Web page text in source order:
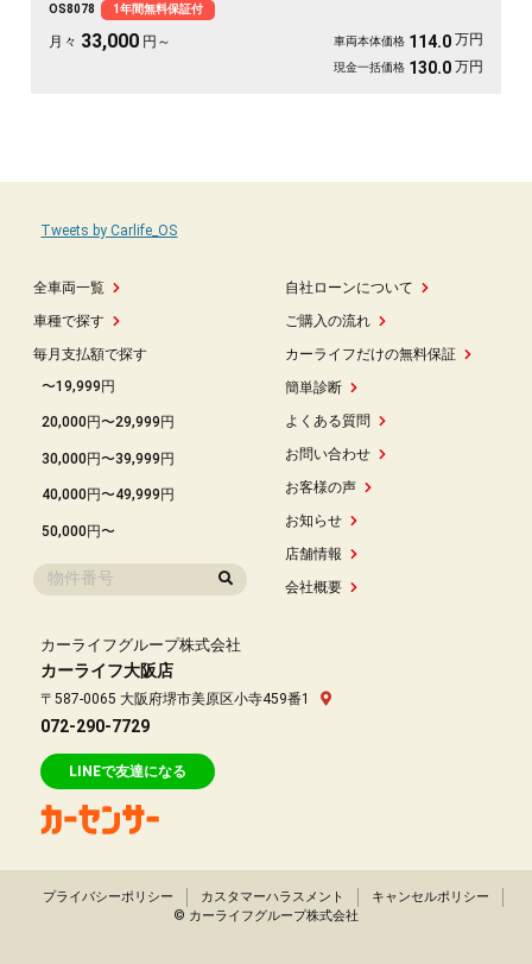
週末のドライブも通勤も、燃費を気にせず走り出せる一台💫《1年保証付》👍
OS8078 1年間無料保証付
月々 33,000 円～ 車両本体価格 114.0 万円
現金一括価格 130.0 万円
全車両一覧
車種で探す
毎月支払額で探す
〜19,999円
20,000円〜29,999円
30,000円〜39,999円
40,000円〜49,999円
50,000円〜
自社ローンについて
ご購入の流れ
カーライフだけの無料保証
簡単診断
よくある質問
お問い合わせ
お客様の声
お知らせ
店舗情報
会社概要
Tweets by Carlife_OS
カーライフグループ株式会社
カーライフ大阪店
〒587-0065 大阪府堺市美原区小寺459番1
072-290-7729
LINEで友達になる
プライバシーポリシー カスタマーハラスメント
キャンセルポリシー
© カーライフグループ株式会社